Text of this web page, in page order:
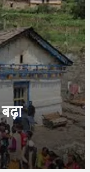
दिलाने की
के साथ